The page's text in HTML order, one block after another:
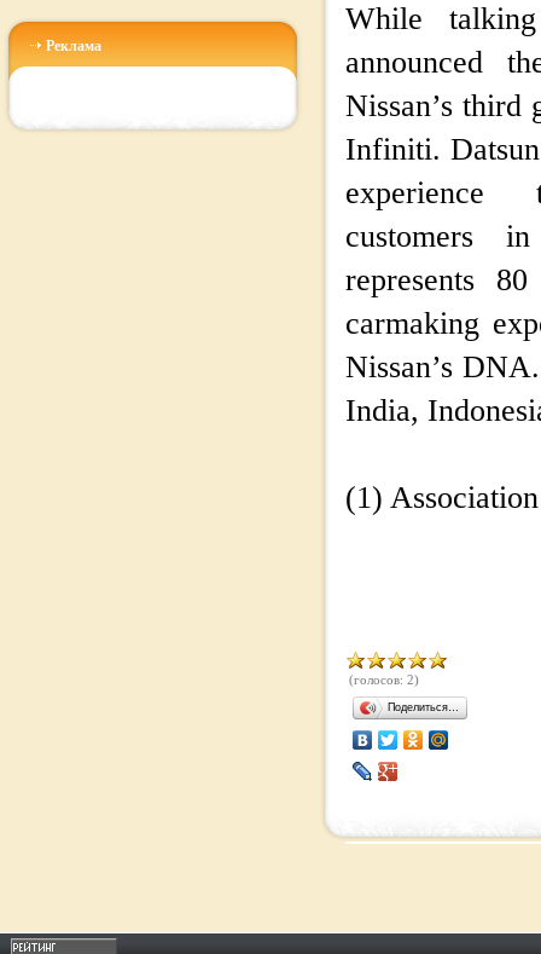
Реклама
While
announced
Nissan’s third
Infiniti.
experience
customers
represents
carmaking
Nissan’s
India,
(1)
(голосов: 2)
Поделиться…